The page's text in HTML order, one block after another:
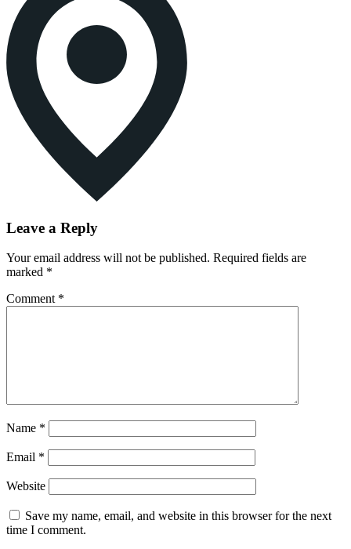
Leave a Reply
Your email address will not be published. Required fields are
marked *
Comment *
Name *
Email *
Website
Save my name, email, and website in this browser for the next
time I comment.